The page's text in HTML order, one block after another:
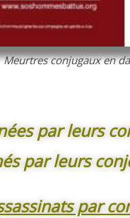
Meurtres conjugaux en
par leurs
par leurs
par